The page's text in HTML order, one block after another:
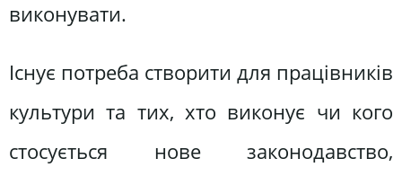
виконувати.
Існує потреба створити для працівників
культури та тих, хто виконує чи кого
стосується нове законодавство,